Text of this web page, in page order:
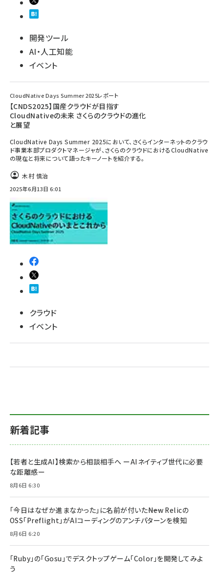
開発ツール
AI・人工知能
イベント
CloudNative Days Summer 2025レポート
【CNDS2025】国産クラウドが目指す
CloudNativeの未来 さくらのクラウドの進化
と展望
CloudNative Days Summer 2025において、さくらインターネットのクラウ
ド事業本部プロダクトマネージャが、さくらのクラウドにおけるCloudNative
の現在と将来について語ったキーノートを紹介する。
木村 慎治
2025年6月13日 6:01
クラウド
イベント
新着記事
【若者と生成AI】検索から相談相手へ ーAIネイティブ世代に必要
な距離感ー
8月6日 6:30
「今日はなぜか進まなかった」に名前が付いた――New Relicの
OSS「Preflight」がAIコーディングのアンチパターンを検知
8月6日 6:20
「Ruby」の「Gosu」でデスクトップゲーム「Color」を開発してみよ
う